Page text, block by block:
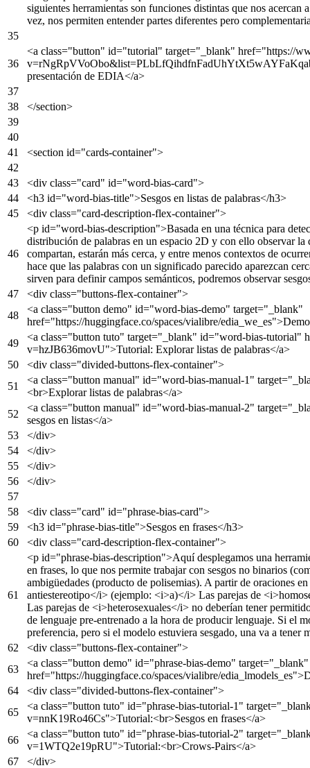
siguientes herramientas son funciones distintas que nos
vez, nos permiten entender partes diferentes pero
<a class="button" id="tutorial" target="_blank" href="https://
presentación de EDIA</a>
</section>
<section id="cards-container">
<div class="card" id="word-bias-card">
<h3 id="word-bias-title">Sesgos en listas de palabras</h3>
<div class="card-description-flex-container">
<p id="word-bias-description">Basada en una técnica para
distribución de palabras en un espacio 2D y con ello observar
compartan, estarán más cerca, y entre menos contextos de
hace que las palabras con un significado parecido aparezcan
sirven para definir campos semánticos, podremos observar
<div class="buttons-flex-container">
<a class="button demo" id="word-bias-demo" target="_blank"
href="https://huggingface.co/spaces/vialibre/edia_we_es">Demo
<a class="button tuto" target="_blank" id="word-bias-tutorial"
v=hzJB636movU">Tutorial: Explorar listas de palabras</a>
<div class="divided-buttons-flex-container">
<a class="button manual" id="word-bias-manual-1" target=
<br>Explorar listas de palabras</a>
<a class="button manual" id="word-bias-manual-2" target=
sesgos en listas</a>
</div>
</div>
</div>
</div>
<div class="card" id="phrase-bias-card">
<h3 id="phrase-bias-title">Sesgos en frases</h3>
<div class="card-description-flex-container">
<p id="phrase-bias-description">Aquí desplegamos una
en frases, lo que nos permite trabajar con sesgos no binarios
ambigüedades (producto de polisemias). A partir de oraciones
antiestereotipo</i> (ejemplo: <i>a)</i> Las parejas de <i>
Las parejas de <i>heterosexuales</i> no deberían tener
de lenguaje pre-entrenado a la hora de producir lenguaje. Si el
preferencia, pero si el modelo estuviera sesgado, una va a tener
<div class="buttons-flex-container">
<a class="button demo" id="phrase-bias-demo" target="_blank"
href="https://huggingface.co/spaces/vialibre/edia_lmodels_es">
<div class="divided-buttons-flex-container">
<a class="button tuto" id="phrase-bias-tutorial-1" target=
v=nnK19Ro46Cs">Tutorial:<br>Sesgos en frases</a>
<a class="button tuto" id="phrase-bias-tutorial-2" target=
v=1WTQ2e19pRU">Tutorial:<br>Crows-Pairs</a>
</div>